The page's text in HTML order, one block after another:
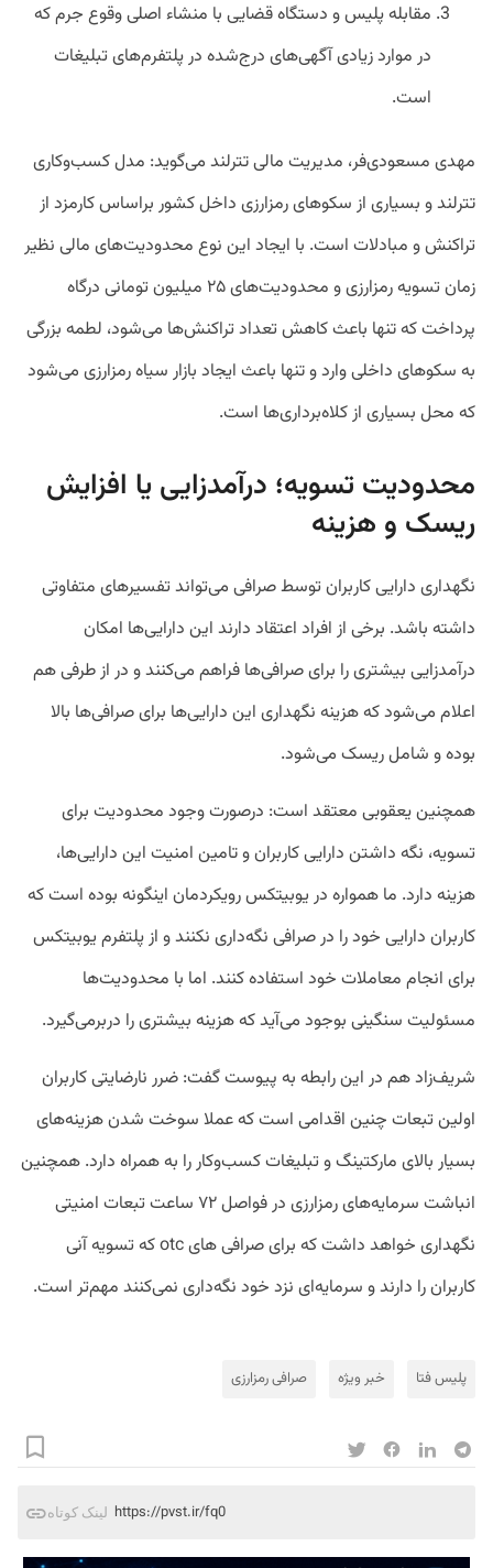
مقابله پلیس و دستگاه قضایی با منشاء اصلی وقوع جرم که
در موارد زیادی آگهی‌های درج‌شده در پلتفرم‌های تبلیغات
است.
مهدی مسعودی‌فر، مدیریت مالی تترلند می‌گوید: مدل کسب‌و‌کاری
تترلند و بسیاری از سکو‌های رمزارزی داخل کشور بر‌اساس کارمزد از
تراکنش و مبادلات است. با ایجاد این نوع محدودیت‌های مالی نظیر
زمان تسویه رمزارزی و محدودیت‌های ۲۵ میلیون‌ تومانی درگاه
پرداخت که تنها باعث کاهش تعداد تراکنش‌ها می‌شود، لطمه بزرگی
به سکوهای داخلی وارد و تنها باعث ایجاد بازار سیاه رمزارزی می‌شود
که محل بسیاری از کلاه‌برداری‌ها است.
محدودیت تسویه؛ درآمدزایی یا افزایش
ریسک و هزینه
نگهداری دارایی کاربران توسط صرافی می‌تواند تفسیرهای متفاوتی
داشته باشد. برخی از افراد اعتقاد دارند این دارایی‌ها امکان
درآمدزایی بیشتری را برای صرافی‌ها فراهم می‌کنند و در از طرفی هم
اعلام می‌شود که هزینه نگهداری این دارایی‌ها برای صرافی‌ها بالا
بوده و شامل ریسک می‌شود.
همچنین یعقوبی معتقد است: درصورت وجود محدودیت برای
تسویه، نگه داشتن دارایی کاربران و تامین امنیت این دارایی‌ها،
هزینه دارد. ما همواره در یوبیتکس رویکردمان اینگونه بوده است که
کاربران دارایی خود را در صرافی نگه‌داری نکنند و از پلتفرم یوبیتکس
برای انجام معاملات خود استفاده کنند. اما با محدودیت‌ها
مسئولیت سنگینی بوجود می‌آید که هزینه بیشتری را دربرمی‌گیرد.
شریف‌زاد هم در این رابطه به پیوست گفت: ضرر نارضایتی کاربران
اولین تبعات چنین اقدامی است که عملا سوخت شدن هزینه‌های
بسیار بالای مارکتینگ و تبلیغات کسب‌وکار را به همراه دارد. همچنین
انباشت سرمایه‌های رمزارزی در فواصل ۷۲ ساعت تبعات امنیتی
نگهداری خواهد داشت که برای صرافی های otc که تسویه آنی
کاربران را دارند و سرمایه‌ای نزد خود نگه‌داری نمی‌کنند مهم‌تر است.
پلیس فتا خبر ویژه صرافی رمزارزی
لینک کوتاه https://pvst.ir/fq0